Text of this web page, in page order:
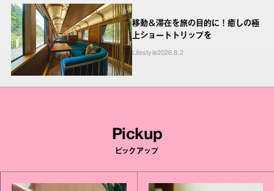
移動＆滞在を旅の目的に！癒しの極
上ショートトリップを
Lifestyle2026.8.2
Pickup
ピックアップ